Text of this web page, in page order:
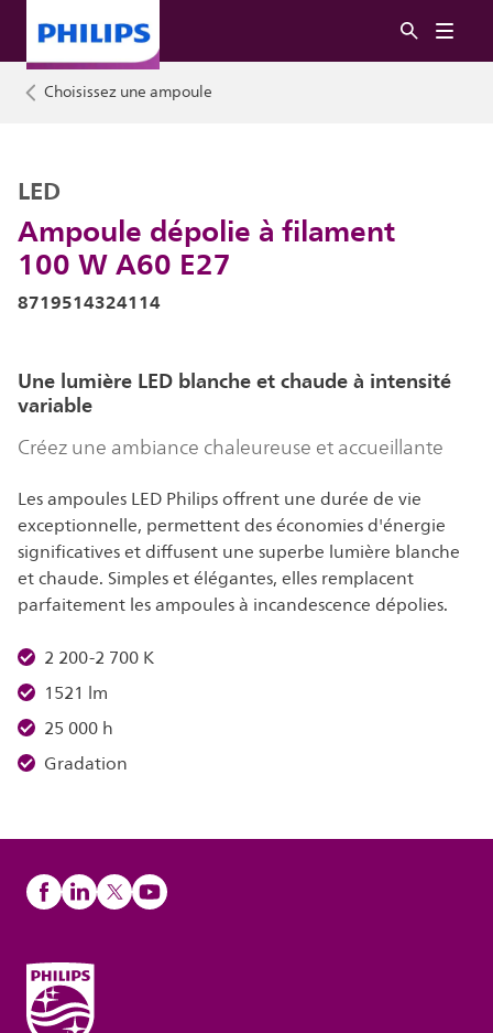
Choisissez une ampoule
Ampoule dépolie à filament
100 W A60 E27
LED
8719514324114
Une lumière LED blanche et chaude à intensité
variable
Créez une ambiance chaleureuse et accueillante
Les ampoules LED Philips offrent une durée de vie
exceptionnelle, permettent des économies d'énergie
significatives et diffusent une superbe lumière blanche
et chaude. Simples et élégantes, elles remplacent
parfaitement les ampoules à incandescence dépolies.
2 200-2 700 K
1521 lm
25 000 h
Gradation